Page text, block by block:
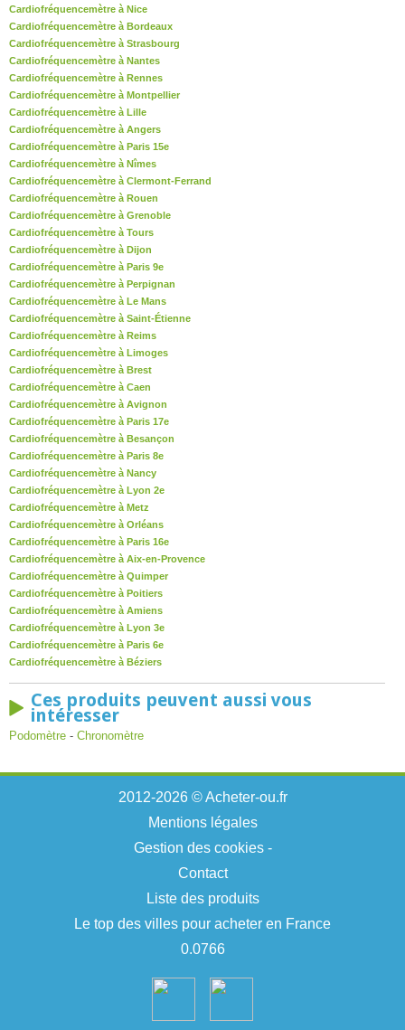
Cardiofréquencemètre à Nice
Cardiofréquencemètre à Bordeaux
Cardiofréquencemètre à Strasbourg
Cardiofréquencemètre à Nantes
Cardiofréquencemètre à Rennes
Cardiofréquencemètre à Montpellier
Cardiofréquencemètre à Lille
Cardiofréquencemètre à Angers
Cardiofréquencemètre à Paris 15e
Cardiofréquencemètre à Nîmes
Cardiofréquencemètre à Clermont-Ferrand
Cardiofréquencemètre à Rouen
Cardiofréquencemètre à Grenoble
Cardiofréquencemètre à Tours
Cardiofréquencemètre à Dijon
Cardiofréquencemètre à Paris 9e
Cardiofréquencemètre à Perpignan
Cardiofréquencemètre à Le Mans
Cardiofréquencemètre à Saint-Étienne
Cardiofréquencemètre à Reims
Cardiofréquencemètre à Limoges
Cardiofréquencemètre à Brest
Cardiofréquencemètre à Caen
Cardiofréquencemètre à Avignon
Cardiofréquencemètre à Paris 17e
Cardiofréquencemètre à Besançon
Cardiofréquencemètre à Paris 8e
Cardiofréquencemètre à Nancy
Cardiofréquencemètre à Lyon 2e
Cardiofréquencemètre à Metz
Cardiofréquencemètre à Orléans
Cardiofréquencemètre à Paris 16e
Cardiofréquencemètre à Aix-en-Provence
Cardiofréquencemètre à Quimper
Cardiofréquencemètre à Poitiers
Cardiofréquencemètre à Amiens
Cardiofréquencemètre à Lyon 3e
Cardiofréquencemètre à Paris 6e
Cardiofréquencemètre à Béziers
Ces produits peuvent aussi vous
intéresser
Podomètre - Chronomètre
2012-2026 © Acheter-ou.fr
Mentions légales
Gestion des cookies-
Contact
Liste des produits
Le top des villes pour acheter en France
0.0766